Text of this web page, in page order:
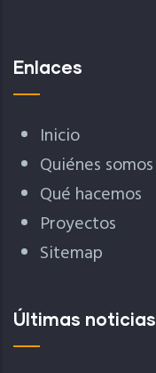
Enlaces
Inicio
Quiénes somos
Qué hacemos
Proyectos
Sitemap
Últimas noticias